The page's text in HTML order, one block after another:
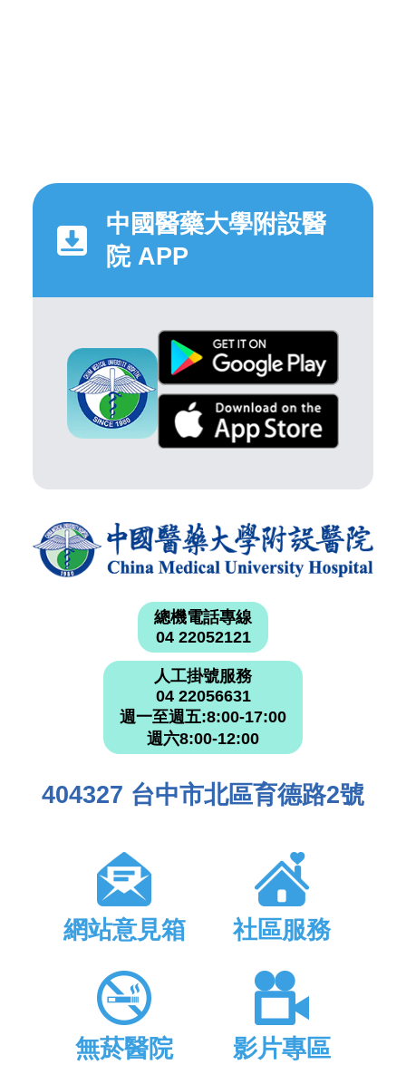
中國醫藥大學附設醫
院 APP
總機電話專線
04 22052121
人工掛號服務
04 22056631
週一至週五:8:00-17:00
週六8:00-12:00
404327 台中市北區育德路2號
網站意見箱 社區服務
無菸醫院 影片專區